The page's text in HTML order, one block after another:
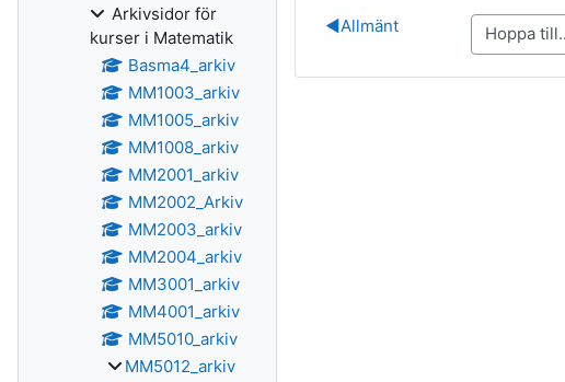
◀︎Allmänt
Arkivsidor för
kurser i Matematik
Basma4_arkiv
MM1003_arkiv
MM1005_arkiv
MM1008_arkiv
MM2001_arkiv
MM2002_Arkiv
MM2003_arkiv
MM2004_arkiv
MM3001_arkiv
MM4001_arkiv
MM5010_arkiv
MM5012_arkiv